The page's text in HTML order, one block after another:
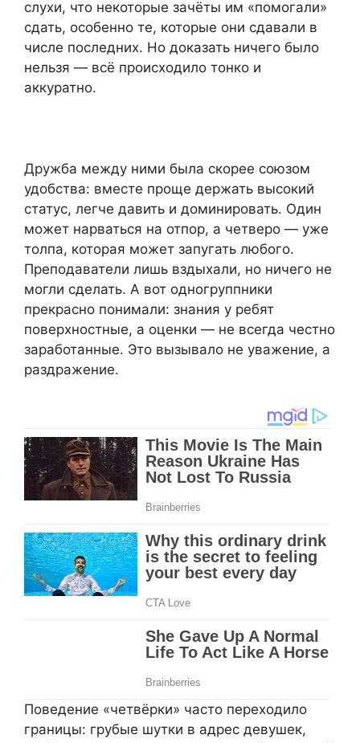
слухи, что некоторые зачёты им «помогали»
сдать, особенно те, которые они сдавали в
числе последних. Но доказать ничего было
нельзя — всё происходило тонко и
аккуратно.
Дружба между ними была скорее союзом
удобства: вместе проще держать высокий
статус, легче давить и доминировать. Один
может нарваться на отпор, а четверо — уже
толпа, которая может запугать любого.
Преподаватели лишь вздыхали, но ничего не
могли сделать. А вот одногруппники
прекрасно понимали: знания у ребят
поверхностные, а оценки — не всегда честно
заработанные. Это вызывало не уважение, а
раздражение.
Поведение «четвёрки» часто переходило
границы: грубые шутки в адрес девушек,